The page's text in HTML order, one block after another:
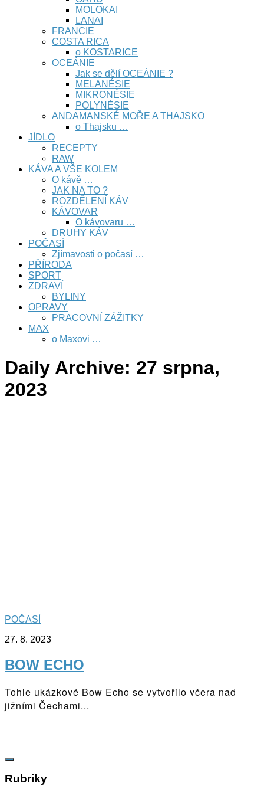
MOLOKAI
LANAI
FRANCIE
COSTA RICA
o KOSTARICE
OCEÁNIE
Jak se dělí OCEÁNIE ?
MELANÉSIE
MIKRONÉSIE
POLYNÉSIE
ANDAMANSKÉ MOŘE A THAJSKO
o Thajsku …
JÍDLO
RECEPTY
RAW
KÁVA A VŠE KOLEM
O kávě …
JAK NA TO ?
ROZDĚLENÍ KÁV
KÁVOVAR
O kávovaru …
DRUHY KÁV
POČASÍ
Zjímavosti o počasí …
PŘÍRODA
SPORT
ZDRAVÍ
BYLINY
OPRAVY
PRACOVNÍ ZÁŽITKY
MAX
o Maxovi …
Daily Archive: 27 srpna,
2023
POČASÍ
27. 8. 2023
BOW ECHO
Tohle ukázkové Bow Echo se vytvořilo včera nad
jižními Čechami...
Rubriky